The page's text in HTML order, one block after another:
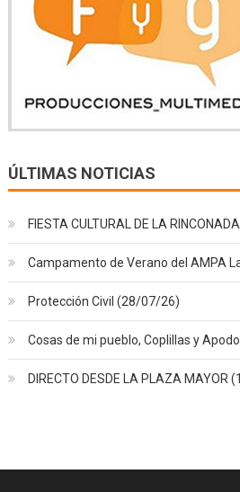
ÚLTIMAS NOTICIAS
FIESTA CULTURAL DE LA
Campamento de Verano del AMPA
Protección Civil (28/07/26)
Cosas de mi pueblo, Coplillas y
DIRECTO DESDE LA PLAZA MAYOR